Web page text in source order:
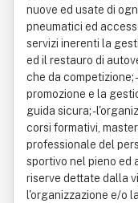
nuove ed usate di
pneumatici ed
servizi inerenti la
ed il restauro di
che da competizione;
promozione e la
guida sicura; -
corsi formativi,
professionale del
sportivo nel pieno ed
riserve dettate dalla
l'organizzazione e/o